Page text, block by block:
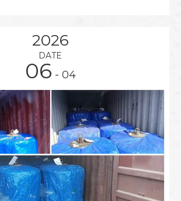
2026
DATE
06 - 04